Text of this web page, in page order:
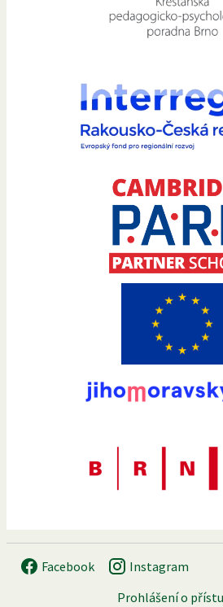
Facebook
Instagram
Prohlášení o